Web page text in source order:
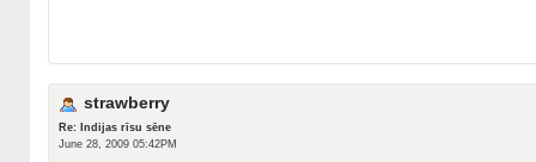
strawberry
Re: Indijas rīsu sēne
June 28, 2009 05:42PM